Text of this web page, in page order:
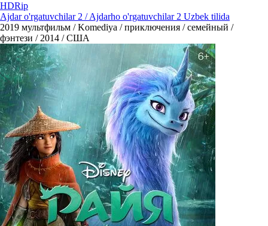
HDRip
Ajdar o'rgatuvchilar 2 / Ajdarho o'rgatuvchilar 2 Uzbek tilida
2019 мультфильм / Komediya / приключения / семейный /
фэнтези / 2014 / США